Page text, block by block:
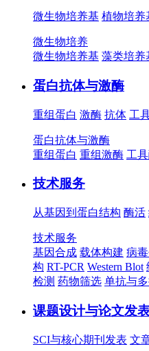
微生物培养基 植物培养
微生物培养
微生物培养基 藻类培养
蛋白抗体与激酶
重组蛋白 激酶 抗体 工
蛋白抗体与激酶
重组蛋白 重组激酶 工
技术服务
从基因到蛋白结构 酶活
技术服务
基因合成 载体构建 病
构 RT-PCR Western Blot
检测 药物筛选 单抗与
课题设计与论文发
SCI与核心期刊发表 文